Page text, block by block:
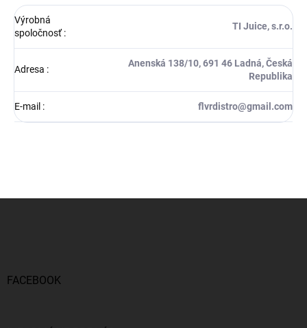
Výrobná
spoločnosť:
TI Juice, s.r.o.
Adresa :
Anenská 138/10, 691 46 Ladná, Česká
Republika
E-mail : flvrdistro@gmail.com
FACEBOOK